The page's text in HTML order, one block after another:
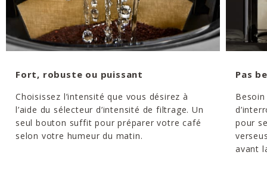
Fort, robuste ou puissant
Choisissez l’intensité que vous désirez à
l’aide du sélecteur d’intensité de filtrage. Un
seul bouton suffit pour préparer votre café
selon votre humeur du matin.
Pas
pour
avant